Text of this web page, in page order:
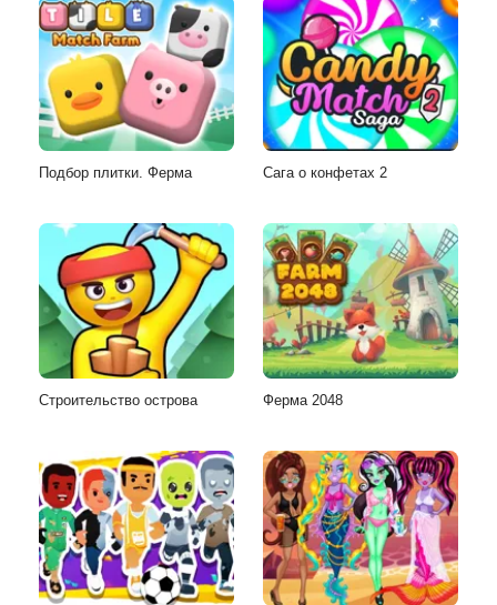
Подбор плитки. Ферма Сага о конфетах 2
Строительство острова Ферма 2048